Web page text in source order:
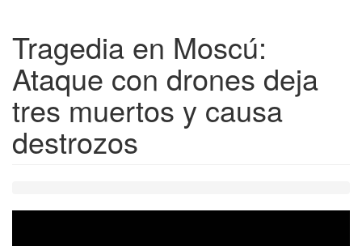
Tragedia en Moscú:
Ataque con drones deja
tres muertos y causa
destrozos